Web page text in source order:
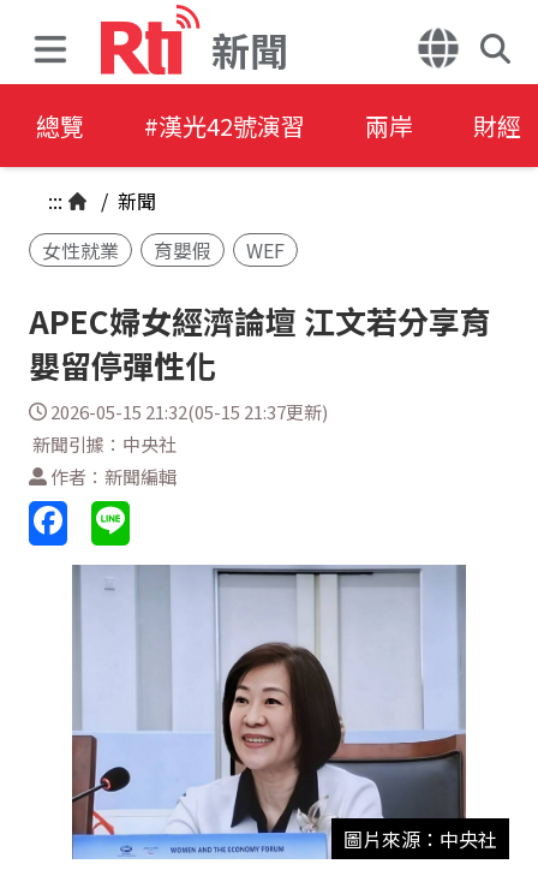
新聞
總覽 #漢光42號演習 兩岸 財經
::: / 新聞
女性就業
育嬰假 WEF
APEC婦女經濟論壇 江文若分享育
嬰留停彈性化
2026-05-15 21:32(05-15 21:37更新)
新聞引據：中央社
作者：新聞編輯
圖片來源：中央社